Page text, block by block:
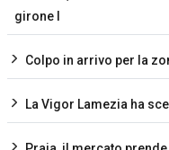
girone I
Colpo in arrivo per la
La Vigor Lamezia ha